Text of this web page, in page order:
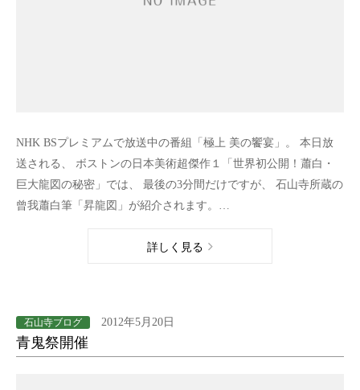
NHK BSプレミアムで放送中の番組「極上 美の饗宴」。 本日放
送される、 ボストンの日本美術超傑作１「世界初公開！蕭白・
巨大龍図の秘密」では、 最後の3分間だけですが、 石山寺所蔵の
曾我蕭白筆「昇龍図」が紹介されます。…
詳しく見る
石山寺ブログ 2012年5月20日
青鬼祭開催